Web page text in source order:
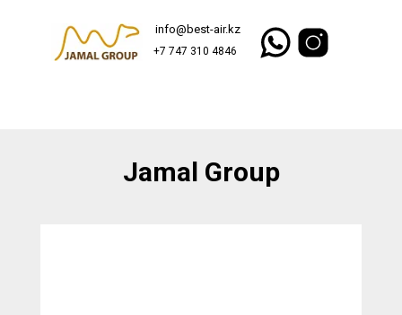
info@best-air.kz
+7 747 310 4846
Jamal Group